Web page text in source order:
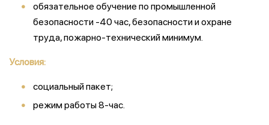
обязательное обучение по промышленной
безопасности -40 час, безопасности и охране
труда, пожарно-технический минимум.
Условия:
социальный пакет;
режим работы 8-час.